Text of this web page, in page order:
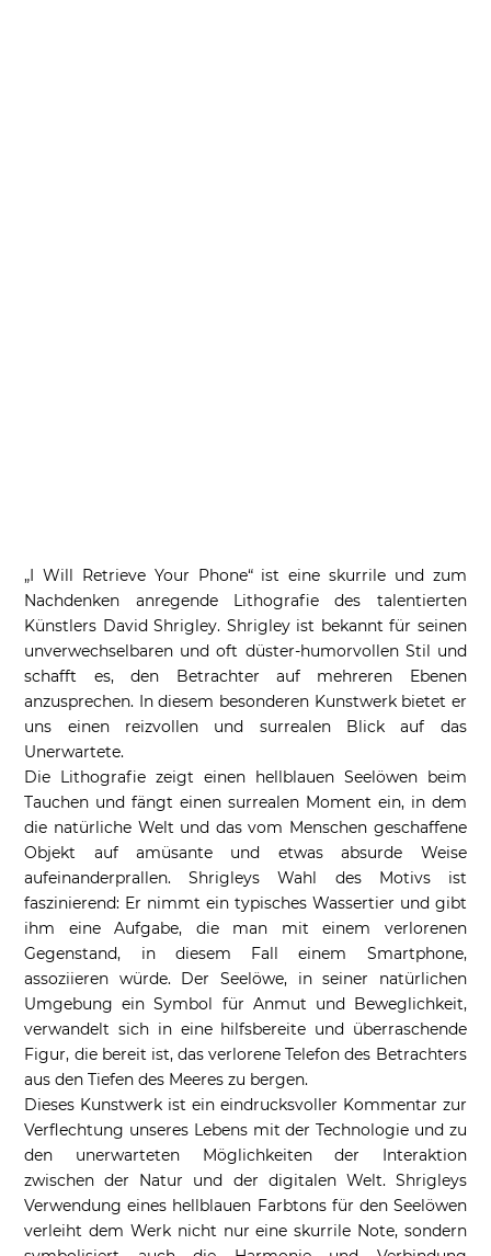
„I Will Retrieve Your Phone“ ist eine skurrile und zum
Nachdenken anregende Lithografie des talentierten
Künstlers David Shrigley. Shrigley ist bekannt für seinen
unverwechselbaren und oft düster-humorvollen Stil und
schafft es, den Betrachter auf mehreren Ebenen
anzusprechen. In diesem besonderen Kunstwerk bietet er
uns einen reizvollen und surrealen Blick auf das
Unerwartete.
Die Lithografie zeigt einen hellblauen Seelöwen beim
Tauchen und fängt einen surrealen Moment ein, in dem
die natürliche Welt und das vom Menschen geschaffene
Objekt auf amüsante und etwas absurde Weise
aufeinanderprallen. Shrigleys Wahl des Motivs ist
faszinierend: Er nimmt ein typisches Wassertier und gibt
ihm eine Aufgabe, die man mit einem verlorenen
Gegenstand, in diesem Fall einem Smartphone,
assoziieren würde. Der Seelöwe, in seiner natürlichen
Umgebung ein Symbol für Anmut und Beweglichkeit,
verwandelt sich in eine hilfsbereite und überraschende
Figur, die bereit ist, das verlorene Telefon des Betrachters
aus den Tiefen des Meeres zu bergen.
Dieses Kunstwerk ist ein eindrucksvoller Kommentar zur
Verflechtung unseres Lebens mit der Technologie und zu
den unerwarteten Möglichkeiten der Interaktion
zwischen der Natur und der digitalen Welt. Shrigleys
Verwendung eines hellblauen Farbtons für den Seelöwen
verleiht dem Werk nicht nur eine skurrile Note, sondern